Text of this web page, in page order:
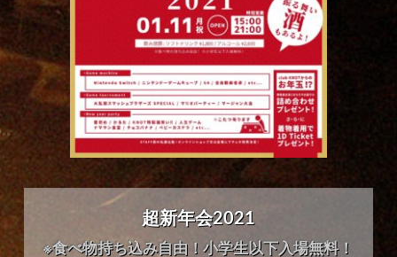
超新年会2021
※食べ物持ち込み自由！小学生以下入場無料！